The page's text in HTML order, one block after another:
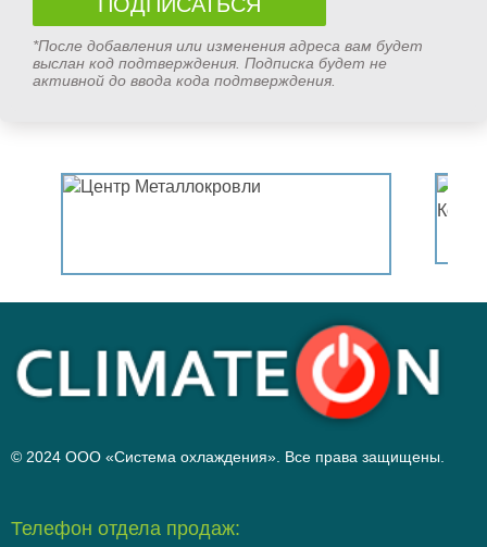
*После добавления или изменения адреса вам будет
выслан код подтверждения. Подписка будет не
активной до ввода кода подтверждения.
© 2024 ООО «Система охлаждения». Все права защищены.
Телефон отдела продаж: